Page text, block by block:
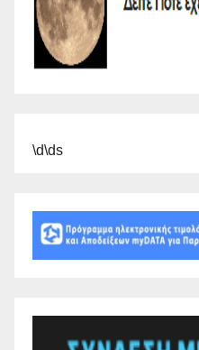
\d\ds